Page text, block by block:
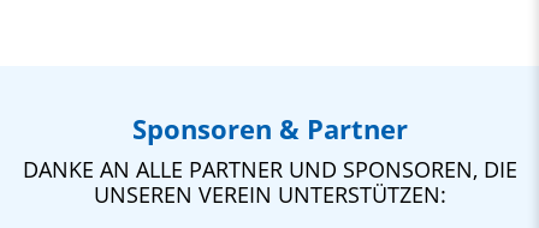
Sponsoren & Partner
DANKE AN ALLE PARTNER UND SPONSOREN, DIE
UNSEREN VEREIN UNTERSTÜTZEN: